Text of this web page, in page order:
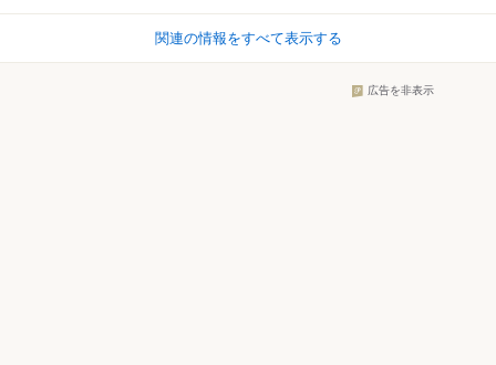
関連の情報をすべて表示する
広告を非表示